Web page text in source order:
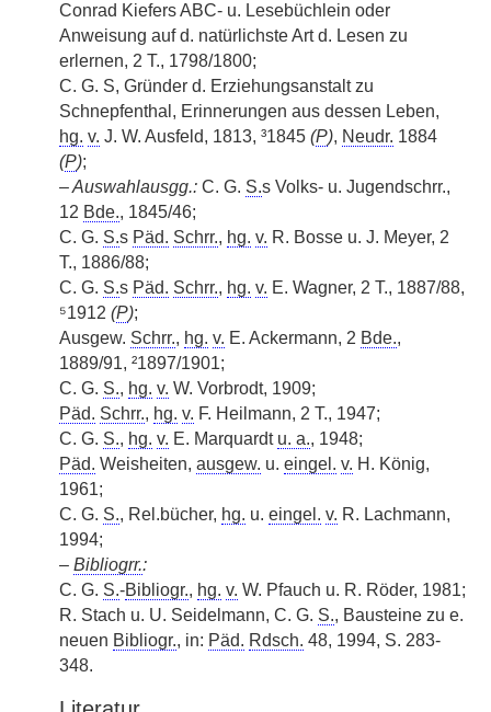
Conrad Kiefers ABC- u. Lesebüchlein oder
Anweisung auf d. natürlichste Art d. Lesen zu
erlernen, 2 T., 1798/1800;
C. G. S, Gründer d. Erziehungsanstalt zu
Schnepfenthal, Erinnerungen aus dessen Leben,
hg. v. J. W. Ausfeld, 1813, ³1845 (P), Neudr. 1884
(P);
– Auswahlausgg.: C. G. S.s Volks- u. Jugendschrr.,
12 Bde., 1845/46;
C. G. S.s Päd. Schrr., hg. v. R. Bosse u. J. Meyer, 2
T., 1886/88;
C. G. S.s Päd. Schrr., hg. v. E. Wagner, 2 T., 1887/88,
⁵1912 (P);
Ausgew. Schrr., hg. v. E. Ackermann, 2 Bde.,
1889/91, ²1897/1901;
C. G. S., hg. v. W. Vorbrodt, 1909;
Päd. Schrr., hg. v. F. Heilmann, 2 T., 1947;
C. G. S., hg. v. E. Marquardt u. a., 1948;
Päd. Weisheiten, ausgew. u. eingel. v. H. König,
1961;
C. G. S., Rel.bücher, hg. u. eingel. v. R. Lachmann,
1994;
– Bibliogrr.:
C. G. S.-Bibliogr., hg. v. W. Pfauch u. R. Röder, 1981;
R. Stach u. U. Seidelmann, C. G. S., Bausteine zu e.
neuen Bibliogr., in: Päd. Rdsch. 48, 1994, S. 283-
348.